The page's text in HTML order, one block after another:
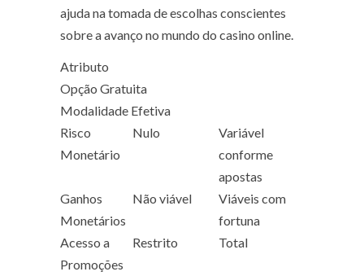
ajuda na tomada de escolhas conscientes
sobre a avanço no mundo do casino online.
Atributo
Opção Gratuita
Modalidade Efetiva
Risco
Monetário
Nulo
Variável
conforme
apostas
Ganhos
Monetários
Não viável
Viáveis com
fortuna
Acesso a
Promoções
Restrito Total